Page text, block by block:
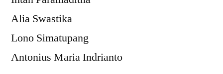
Alia Swastika
Lono Simatupang
Antonius Maria Indrianto